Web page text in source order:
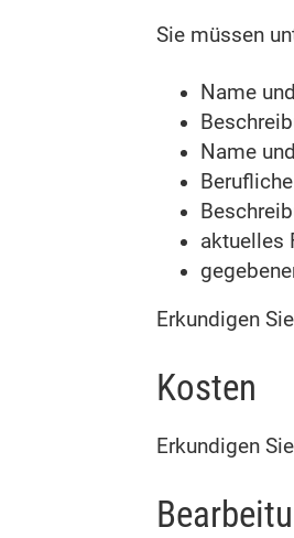
Sie müssen
Name
Name
aktuelles
Erkundigen
Kosten
Erkundigen